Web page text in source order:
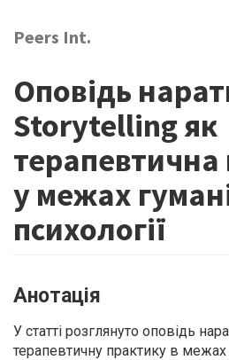
до
основного
Peers Int.
Оповідь
Storytelling як
терапевтична
у межах
психології
Анотація
У статті розглянуто оповідь
терапевтичну практику в межах